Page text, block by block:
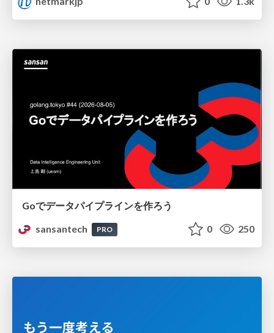
Goでデータパイプラインを作ろう
sansantech
PRO 0 250